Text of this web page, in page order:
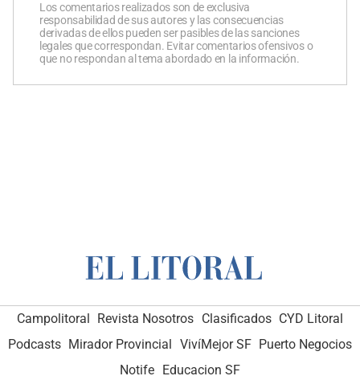
Los comentarios realizados son de exclusiva
responsabilidad de sus autores y las consecuencias
derivadas de ellos pueden ser pasibles de las sanciones
legales que correspondan. Evitar comentarios ofensivos o
que no respondan al tema abordado en la información.
Campolitoral Revista Nosotros Clasificados CYD Litoral
Podcasts Mirador Provincial VivíMejor SF Puerto Negocios
Notife Educacion SF